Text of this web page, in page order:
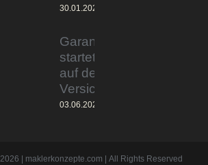
30.01.2024
Garantiertmehrnetto.de®
startet Vermittlerplattform
auf deutschem
Versicherungsmarkt
03.06.2023
2026 | maklerkonzepte.com | All Rights Reserved